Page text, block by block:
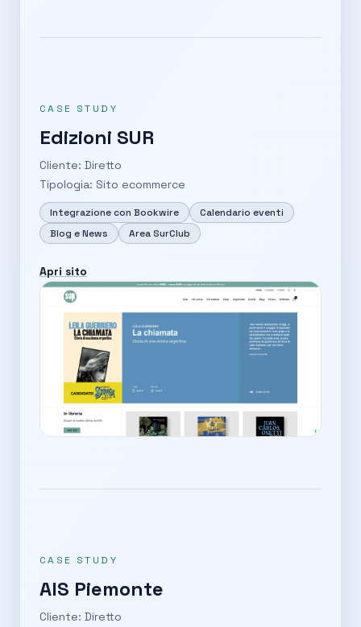
CASE STUDY
Edizioni SUR
Cliente: Diretto
Tipologia: Sito ecommerce
Integrazione con Bookwire
Calendario eventi
Blog e News
Area SurClub
Apri sito
CASE STUDY
AIS Piemonte
Cliente: Diretto